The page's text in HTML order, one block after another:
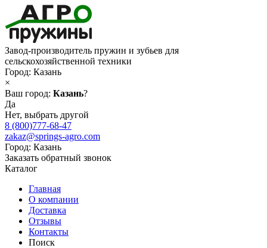
Завод-производитель пружин и зубьев для
сельскохозяйственной техники
Город: Казань
×
Ваш город: Казань?
Да
Нет, выбрать другой
8 (800)777-68-47
zakaz@springs-agro.com
Город: Казань
Заказать обратный звонок
Каталог
Главная
О компании
Доставка
Отзывы
Контакты
Поиск